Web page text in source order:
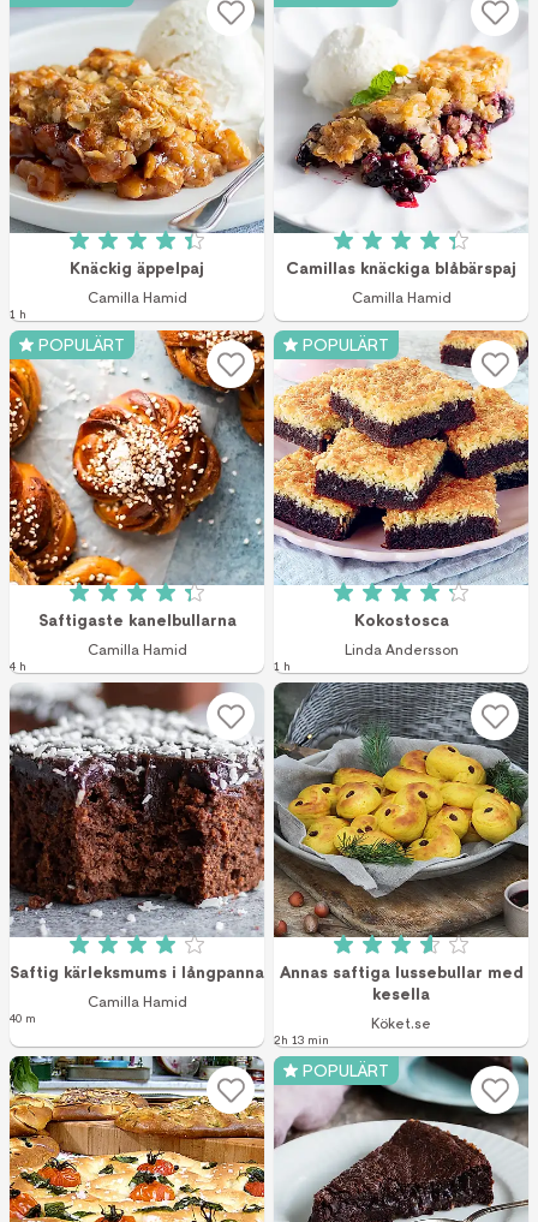
Betyg: 4.4 av 5 (2108 röster)
Knäckig äppelpaj
Camilla Hamid
1 h
Betyg: 4.3 av 5
Camillas knäckiga blåbärspaj
Camilla Hamid
POPULÄRT
Betyg: 4.3 av 5 (2175 röster)
Saftigaste kanelbullarna
Camilla Hamid
4 h
POPULÄRT
Betyg: 4.2 av 5
Kokostosca
Linda Andersson
1 h
Betyg: 4 av 5 (1788 röster)
Saftig kärleksmums i långpanna
Camilla Hamid
40 m
Betyg: 3.6 av 5
Annas saftiga lussebullar med
kesella
Köket.se
2h 13 min
POPULÄRT